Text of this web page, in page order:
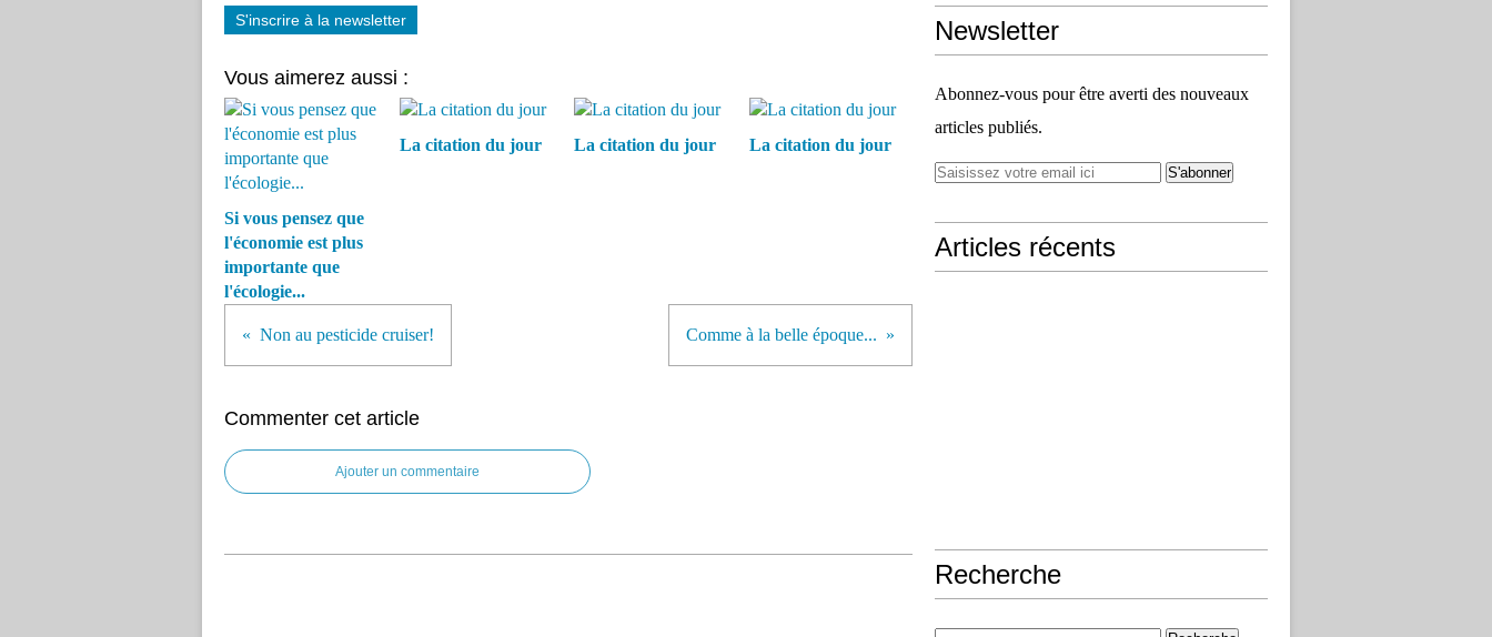
S'inscrire à la newsletter
Vous aimerez aussi :
Si vous pensez que
l'économie est plus
importante que
l'écologie...
La citation du jour La citation du jour La citation du jour
Non au pesticide cruiser! Comme à la belle époque...
Commenter cet article
Ajouter un commentaire
Newsletter
Abonnez-vous pour être averti des nouveaux
articles publiés.
Articles récents
Recherche